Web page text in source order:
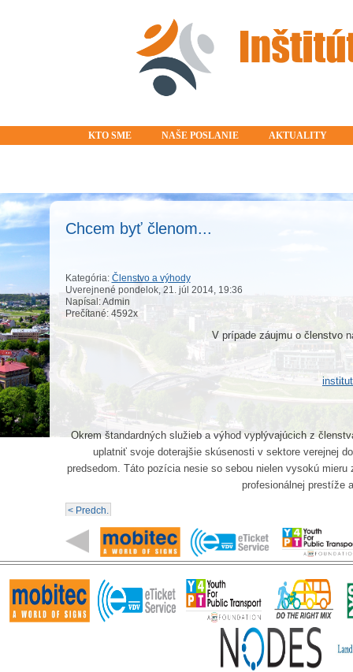
KTO SME NAŠE POSLANIE AKTUALITY
Chcem byť členom...
Kategória: Členstvo a výhody
Uverejnené pondelok, 21. júl 2014, 19:36
Napísal: Admin
Prečítané: 4592x
V prípade záujmu o členstvo
Okrem štandardných služieb a výhod vyplývajúcich z
uplatniť svoje doterajšie skúsenosti v sektore verejnej
predsedom. Táto pozícia nesie so sebou nielen vysokú
profesionálnej prestíže
< Predch.